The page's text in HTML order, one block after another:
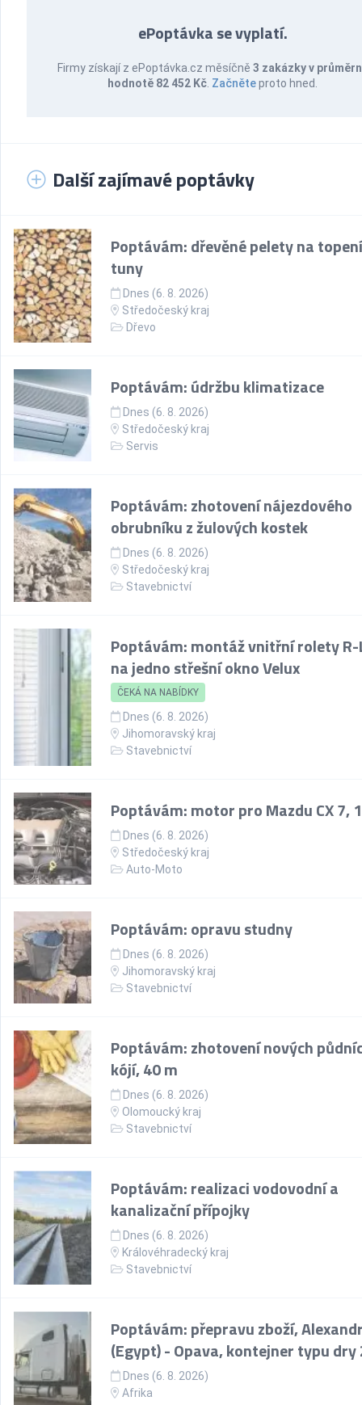
ePoptávka se vyplatí.
Firmy získají z ePoptávka.cz měsíčně 3 zakázky v
hodnotě 82 452 Kč Začněteproto hned.
Další zajímavé poptávky
Poptávám: dřevěné pelety na
tuny
Dnes (6. 8. 2026)
Středočeský kraj
Dřevo
Poptávám: údržbu klimatizace
Dnes (6. 8. 2026)
Středočeský kraj
Servis
Poptávám: zhotovení nájezdového
obrubníku z žulových kostek
Dnes (6. 8. 2026)
Středočeský kraj
Stavebnictví
Poptávám: montáž vnitřní rolety R-
na jedno střešní okno Velux
ČEKÁ NA NABÍDKY
Dnes (6. 8. 2026)
Jihomoravský kraj
Stavebnictví
Poptávám: motor pro Mazdu CX 7,
Dnes (6. 8. 2026)
Středočeský kraj
Auto-Moto
Poptávám: opravu studny
Dnes (6. 8. 2026)
Jihomoravský kraj
Stavebnictví
Poptávám: zhotovení nových
kójí, 40 m
Dnes (6. 8. 2026)
Olomoucký kraj
Stavebnictví
Poptávám: realizaci vodovodní a
kanalizační přípojky
Dnes (6. 8. 2026)
Královéhradecký kraj
Stavebnictví
Poptávám: přepravu zboží,
(Egypt) - Opava, kontejner typu dry
Dnes (6. 8. 2026)
Afrika